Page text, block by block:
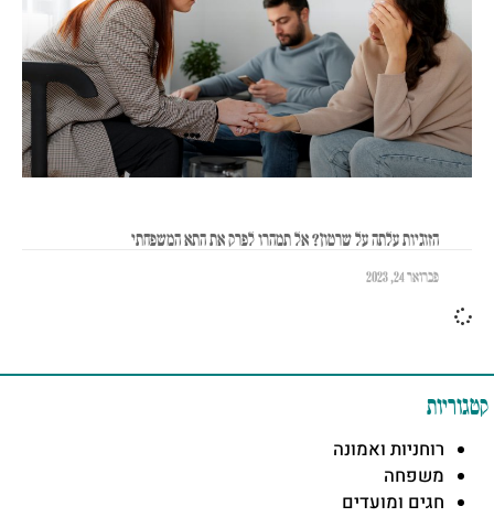
הזוגיות עלתה על שרטון? אל תמהרו לפרק את התא המשפחתי
פברואר 24, 2023
קטגוריות
רוחניות ואמונה
משפחה
חגים ומועדים